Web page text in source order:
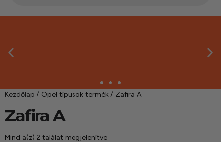
Másnapi kézbesítés
Gyors rendelésfeldolgozással segítünk, hogy hamar
Kezdőlap / Opel típusok termék / Zafira A
Zafira A
Mind a(z) 2 találat megjelenítve